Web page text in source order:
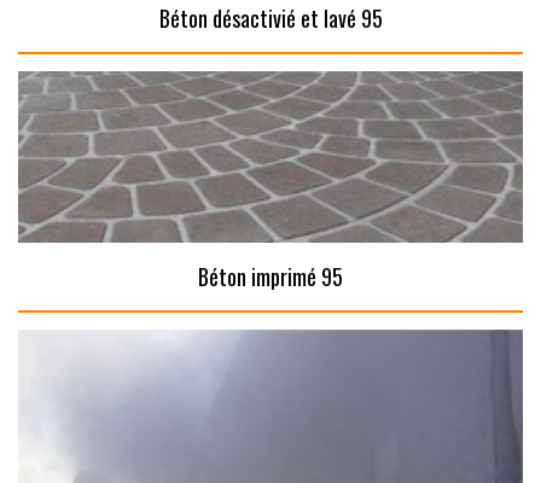
Béton désactivié et lavé 95
Béton imprimé 95